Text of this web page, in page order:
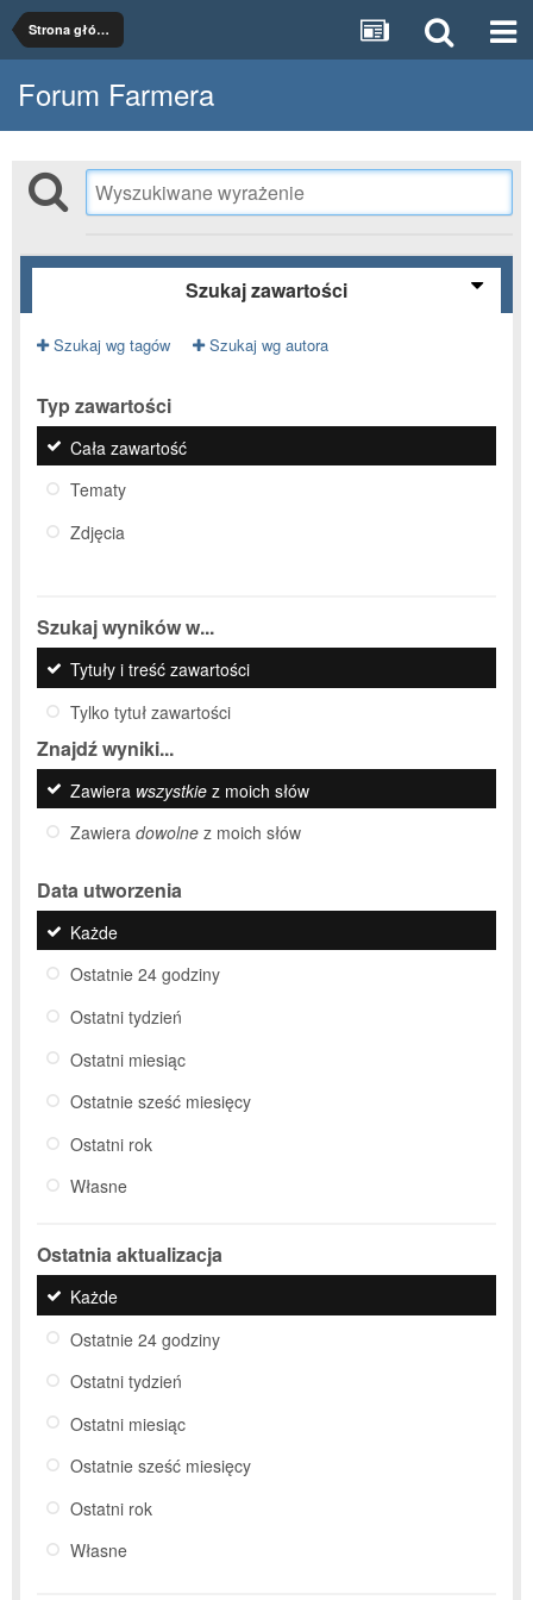
Strona główna
Forum Farmera
Szukaj zawartości
Szukaj wg tagów Szukaj wg autora
Typ zawartości
Cała zawartość
Tematy
Zdjęcia
Szukaj wyników w...
Tytuły i treść zawartości
Tylko tytuł zawartości
Znajdź wyniki...
Zawiera wszystkie z moich słów
Zawiera dowolne z moich słów
Data utworzenia
Każde
Ostatnie 24 godziny
Ostatni tydzień
Ostatni miesiąc
Ostatnie sześć miesięcy
Ostatni rok
Własne
Ostatnia aktualizacja
Każde
Ostatnie 24 godziny
Ostatni tydzień
Ostatni miesiąc
Ostatnie sześć miesięcy
Ostatni rok
Własne